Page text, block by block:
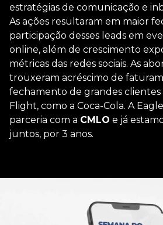
estratégias de comunicação e
As ações resultaram em maior
participação desses leads em
online, além de crescimento
métricas das redes sociais. As
trouxeram acréscimo de
fechamento de grandes clientes
Flight, como a Coca-Cola. A
parceria com a CMLO e já
juntos, por 3 anos.